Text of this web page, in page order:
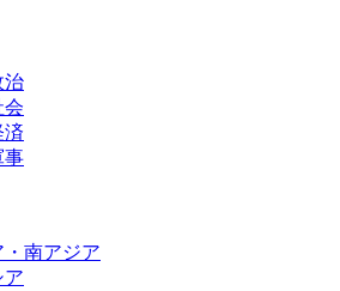
治
会
済
事
南アジア
ア